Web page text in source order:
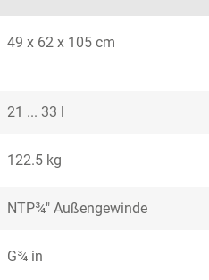
49 x 62 x 105 cm
21 ... 33 l
122.5 kg
NTP¾" Außengewinde
G¾ in